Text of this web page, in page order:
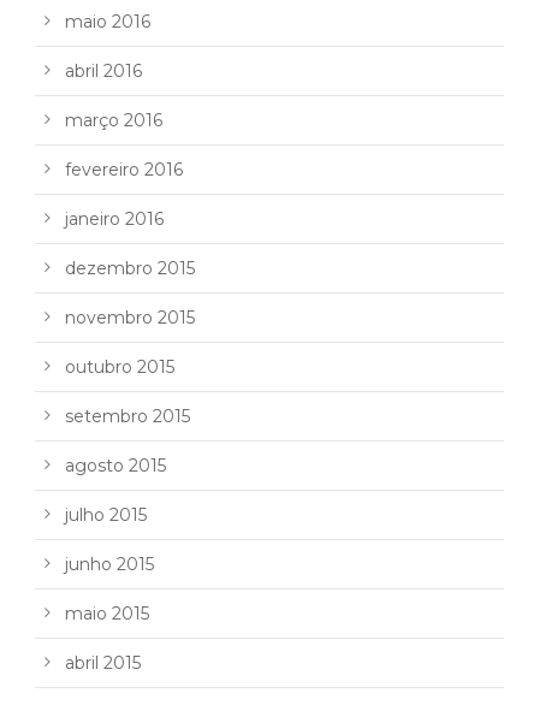
maio 2016
abril 2016
março 2016
fevereiro 2016
janeiro 2016
dezembro 2015
novembro 2015
outubro 2015
setembro 2015
agosto 2015
julho 2015
junho 2015
maio 2015
abril 2015